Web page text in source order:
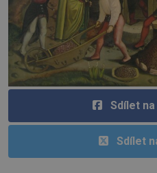
Sdílet
Sdílet